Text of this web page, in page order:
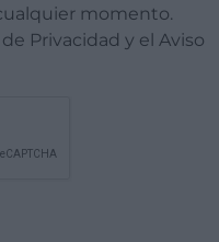
momento.
Privacidad y el Aviso